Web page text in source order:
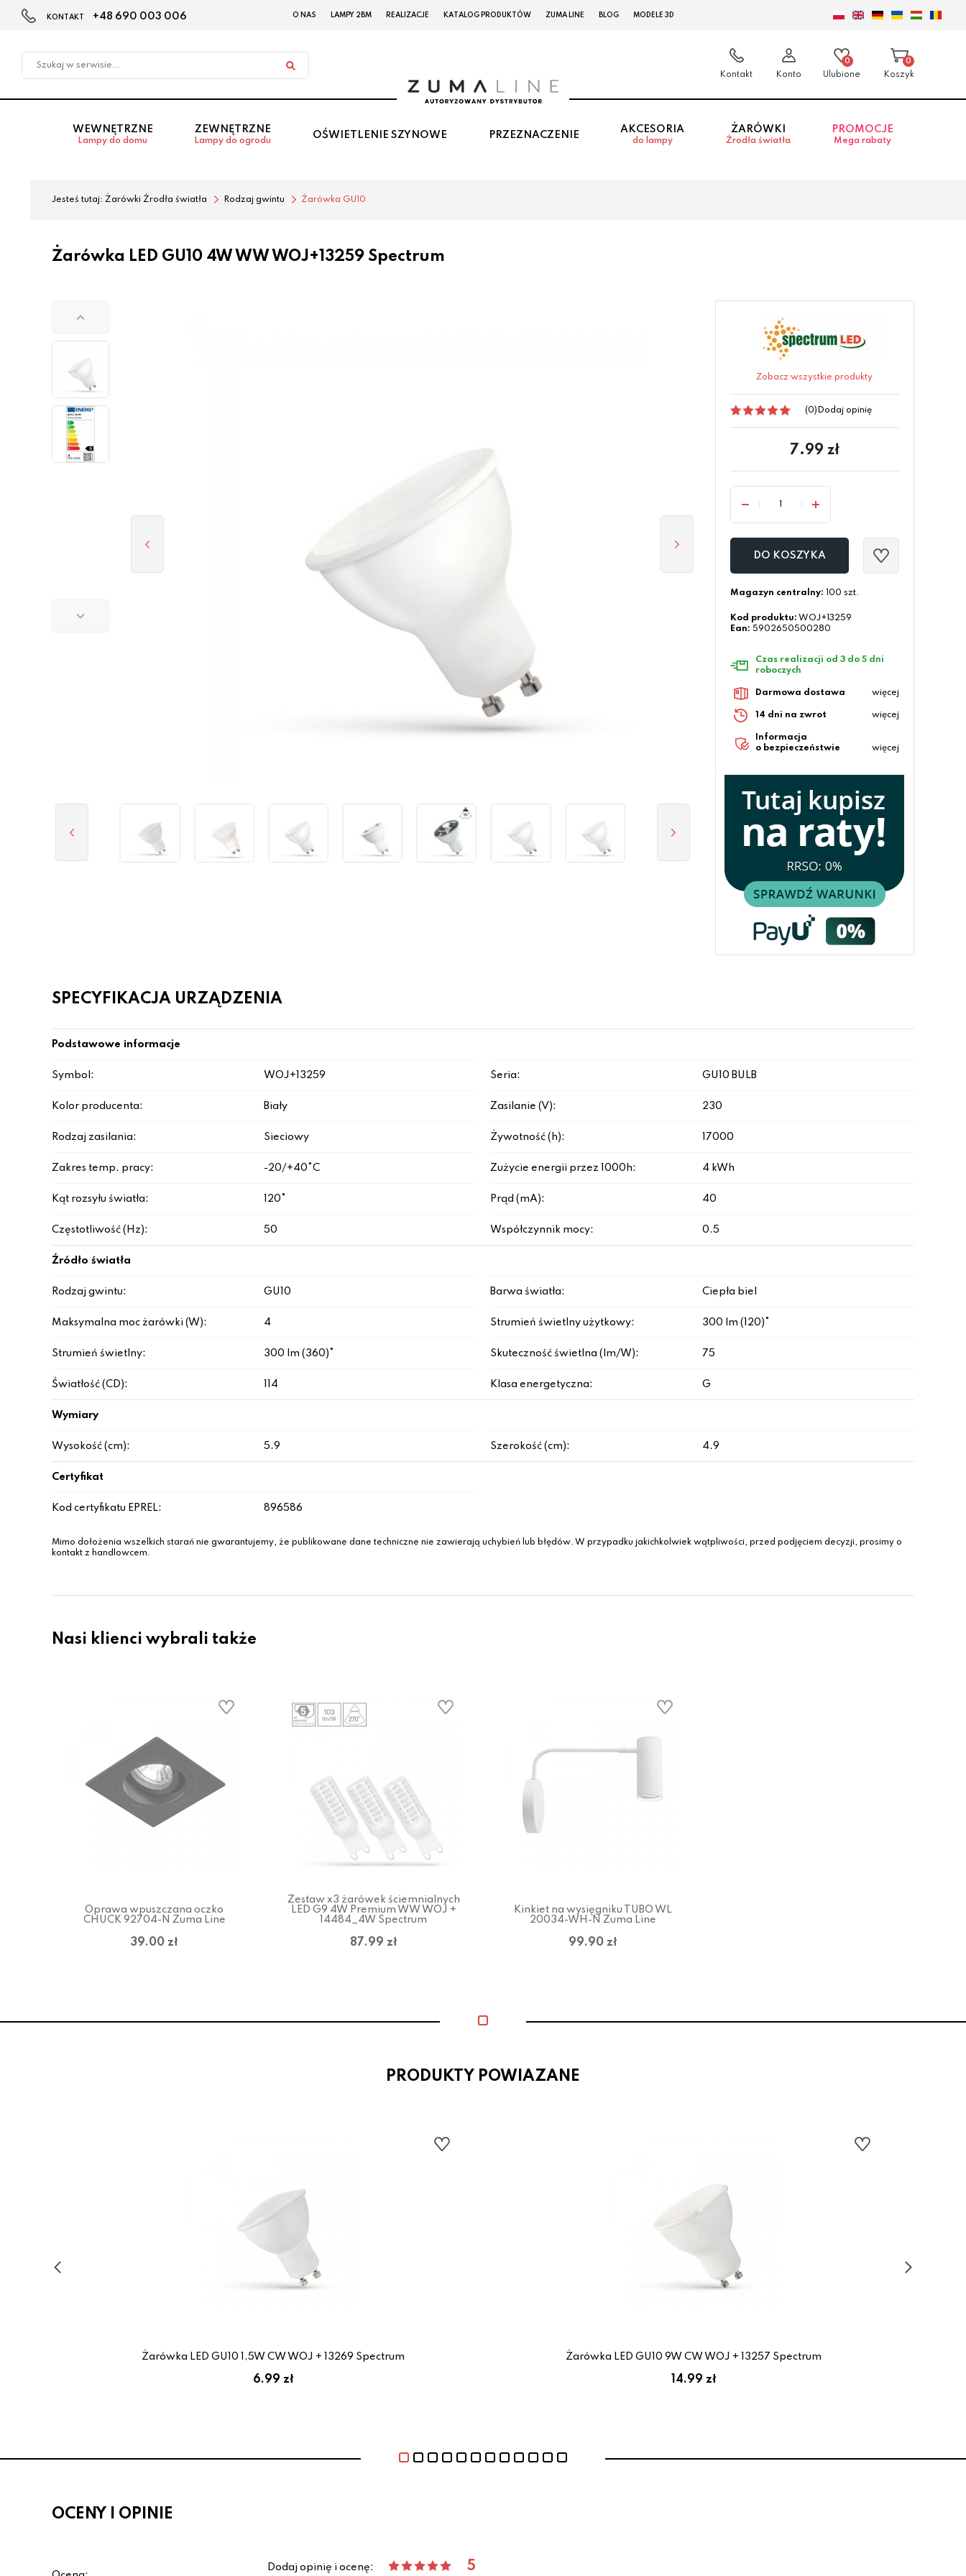
w
KONTAKT +48 690 003 006 O NAS LAMPY 2BM REALIZACJE KATALOG PRODUKTÓW ZUMA LINE BLOG MODELE 3D
Kontakt Konto
0
Ulubione
0
Koszyk
WEWNĘTRZNE
Lampy do domu
ZEWNĘTRZNE
Lampy do ogrodu
OŚWIETLENIE SZYNOWE PRZEZNACZENIE
AKCESORIA
do lampy
ŻARÓWKI
Źrodła światła
PROMOCJE
Mega rabaty
Jesteś tutaj: Żarówki Źrodła światła Rodzaj gwintu Żarówka GU10
Żarówka LED GU10 4W WW WOJ+13259 Spectrum
Zobacz wszystkie produkty
(0) Dodaj opinię
7.99 zł
DO KOSZYKA
Magazyn centralny: 100 szt.
Kod produktu: WOJ+13259
Ean: 5902650500280
Czas realizacji od 3 do 5 dni
roboczych
Darmowa dostawa więcej
14 dni na zwrot więcej
Informacja
o bezpieczeństwie
więcej
SPECYFIKACJA URZĄDZENIA
Podstawowe informacje
Symbol: WOJ+13259 Seria: GU10 BULB
Kolor producenta: Biały Zasilanie (V): 230
Rodzaj zasilania: Sieciowy Żywotność (h): 17000
Zakres temp. pracy: -20/+40°C Zużycie energii przez 1000h: 4 kWh
Kąt rozsyłu światła: 120° Prąd (mA): 40
Częstotliwość (Hz): 50 Współczynnik mocy: 0.5
Źródło światła
Rodzaj gwintu: GU10 Barwa światła: Ciepła biel
Maksymalna moc żarówki (W): 4 Strumień świetlny użytkowy: 300 lm (120)°
Strumień świetlny: 300 lm (360)° Skuteczność świetlna (lm/W): 75
Światłość (CD): 114 Klasa energetyczna: G
Wymiary
Wysokość (cm): 5.9 Szerokość (cm): 4.9
Certyfikat
Kod certyfikatu EPREL: 896586
Mimo dołożenia wszelkich starań nie gwarantujemy, że publikowane dane techniczne nie zawierają uchybień lub błędów. W przypadku jakichkolwiek wątpliwości, przed podjęciem decyzji, prosimy o
kontakt z handlowcem.
Nasi klienci wybrali także
Oprawa wpuszczana oczko
CHUCK 92704-N Zuma Line
39.00 zł
Zestaw x3 żarówek ściemnialnych
LED G9 4W Premium WW WOJ +
14484_4W Spectrum
87.99 zł
Kinkiet na wysięgniku TUBO WL
20034-WH-N Zuma Line
99.90 zł
PRODUKTY POWIAZANE
Żarówka LED GU10 1,5W CW WOJ + 13269 Spectrum
6.99 zł
Żarówka LED GU10 9W CW WOJ + 13257 Spectrum
14.99 zł
OCENY I OPINIE
Dodaj opinię i ocenę: 5